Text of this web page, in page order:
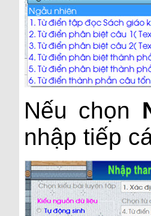
Nếu chọn
nhập tiếp